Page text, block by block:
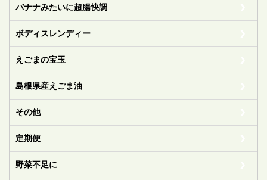
バナナみたいに超腸快調
ボディスレンディー
えごまの宝玉
島根県産えごま油
その他
定期便
野菜不足に